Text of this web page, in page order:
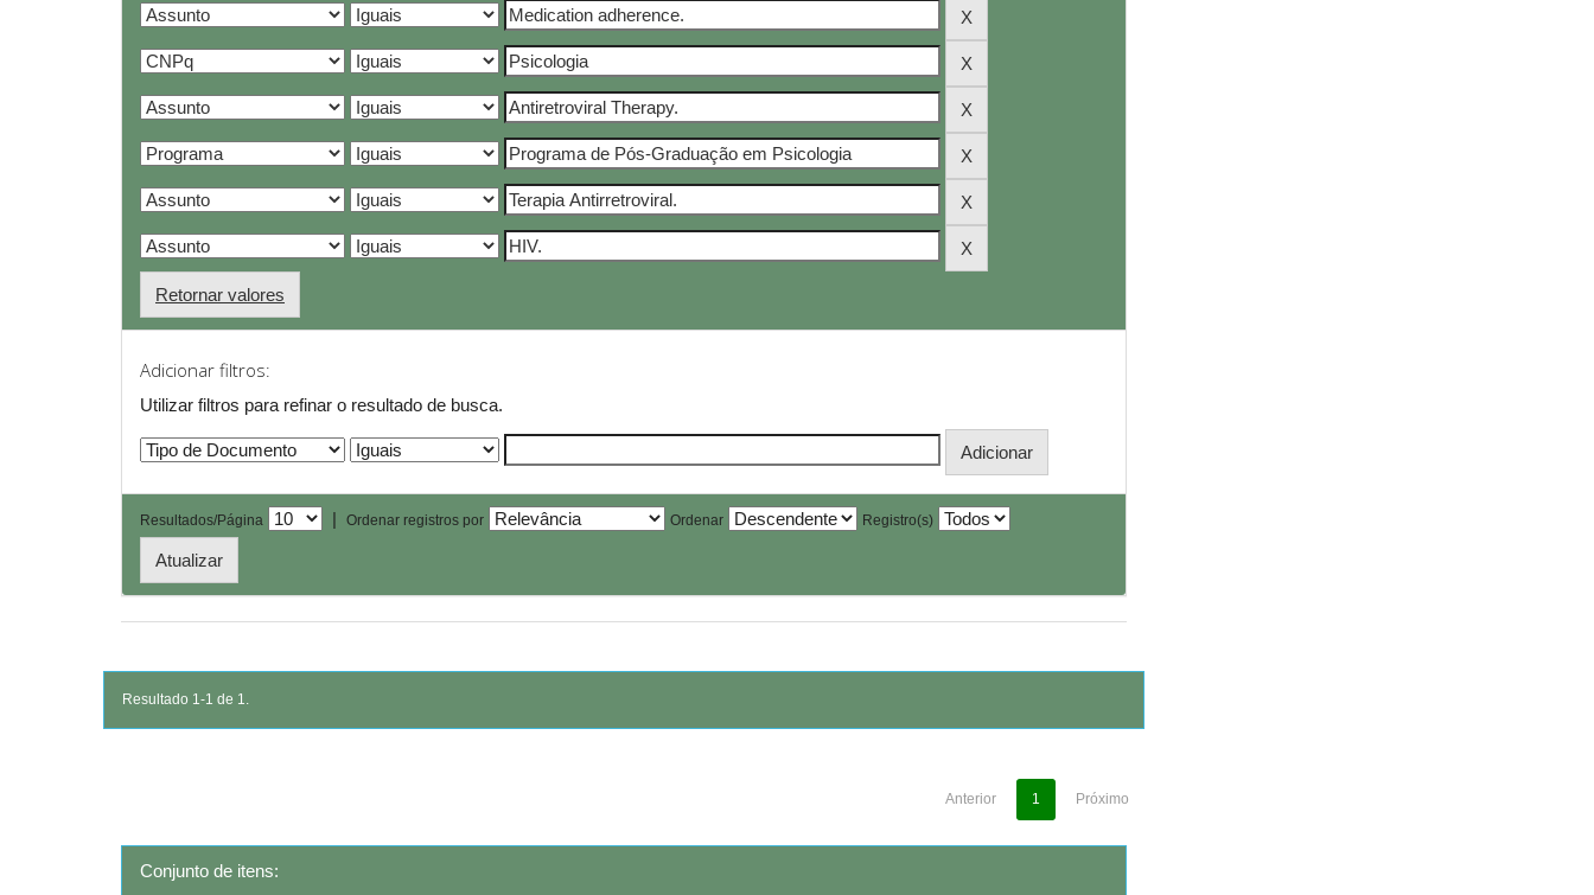
Retornar valores
Adicionar filtros:
Utilizar filtros para refinar o resultado de busca.
Resultados/Página | Ordenar registros por Ordenar Registro(s)
Resultado 1-1 de 1.
Anterior 1 Próximo
Conjunto de itens: